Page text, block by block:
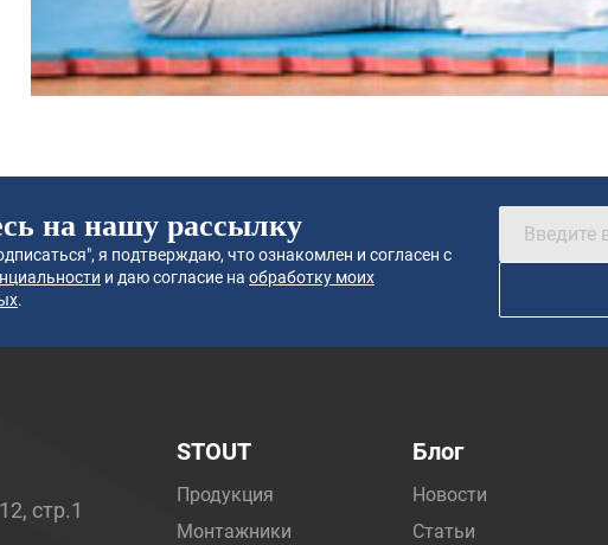
на нашу рассылку
я подтверждаю, что ознакомлен и согласен с
и даю согласие на обработку моих
.
стр.1
STOUT
Продукция
Монтажники
Блог
Новости
Статьи